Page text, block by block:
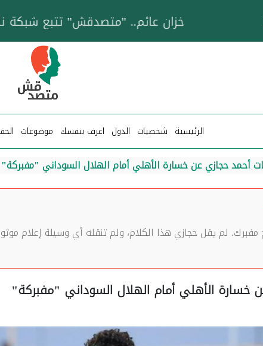
خزان عائم.. "متصدقش" تتبع شبكة
الرئيسية شخصيات الدول اعرف بنفسك موضوعات
أحمد حجازي عن خسارة الأهلي أمام الهلال السوداني "مفبركة"
مفبرك. لم يقل حجازي هذا الكلام، ولم تنقله أي وسيلة إعلام
خسارة الأهلي أمام الهلال السوداني "مفبركة"